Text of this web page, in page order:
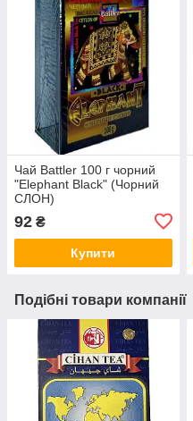
Чай Battler 100 г чорний
"Elephant Black" (Чорний
СЛОН)
92 ₴
Купити
Подібні товари компанії